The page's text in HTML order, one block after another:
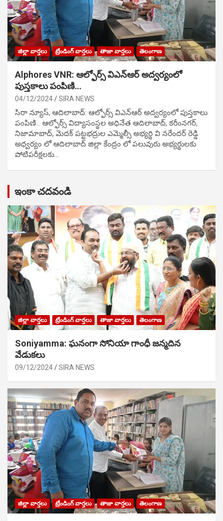
జిల్లా వార్తలు ట్రేండింగ్ వార్తలు తాజా వార్తలు తెలంగాణ
Alphores VNR: ఆల్ఫోర్స్ విఎన్ఆర్ అద్వర్యంలో
పుస్తకాలు పంపిణి…
04/12/2024 SIRA NEWS
సిరా న్యూస్, ఆదిలాబాద్: ఆల్ఫోర్స్ విఎన్ఆర్ అద్వర్యంలో పుస్తకాలు
పంపిణి… ఆల్ఫోర్స్ విద్యాసంస్థల అధినేత ఆదిలాబాద్, కరీంనగర్,
నిజామాబాద్, మెదక్ పట్టభద్రుల ఎమ్మెల్సీ అభ్యర్థి వి నరేందర్ రెడ్డి
అధ్వర్యం లో ఆదిలాబాద్ జిల్లా కేంద్రం లో పలువురు అభ్యర్థులకు
పోటిప‌రీక్ష‌ల‌కు…
ఇంకా చదవండి
జిల్లా వార్తలు ట్రేండింగ్ వార్తలు తాజా వార్తలు తెలంగాణ
Soniyamma: ఘ‌నంగా సోనియా గాంధీ జ‌న్మ‌దిన
వేడుక‌లు
09/12/2024 SIRA NEWS
జిల్లా వార్తలు ట్రేండింగ్ వార్తలు తాజా వార్తలు తెలంగాణ